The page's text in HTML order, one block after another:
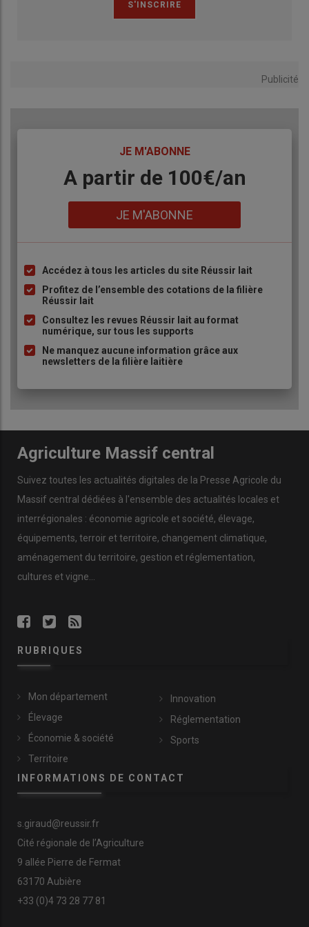
Publicité
JE M'ABONNE
BodyA partir de 100€/an
JE M'ABONNE
Liste
à
puce
Accédez à tous les articles du site Réussir lait
Profitez de l’ensemble des cotations de la filière
Réussir lait
Consultez les revues Réussir lait au format
numérique, sur tous les supports
Ne manquez aucune information grâce aux
newsletters de la filière laitière
Agriculture Massif central
Suivez toutes les actualités digitales de la Presse Agricole du
Massif central dédiées à l'ensemble des actualités locales et
interrégionales : économie agricole et société, élevage,
équipements, terroir et territoire, changement climatique,
aménagement du territoire, gestion et réglementation,
cultures et vigne...
RUBRIQUES
Mon département
Élevage
Économie & société
Territoire
Innovation
Réglementation
Sports
INFORMATIONS DE CONTACT
s.giraud@reussir.fr
Cité régionale de l’Agriculture
9 allée Pierre de Fermat
63170 Aubière
+33 (0)4 73 28 77 81